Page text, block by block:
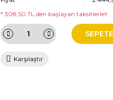
* 308,50 TL den başlayan taksitlerle!!
Karşılaştır